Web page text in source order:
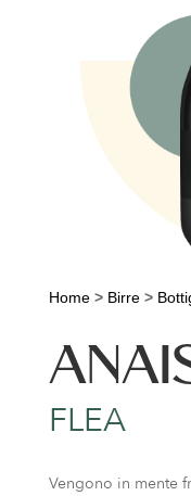
Home> Birre>
FLEA
Vengono in mente